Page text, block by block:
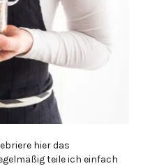
hier das
teile ich einfach